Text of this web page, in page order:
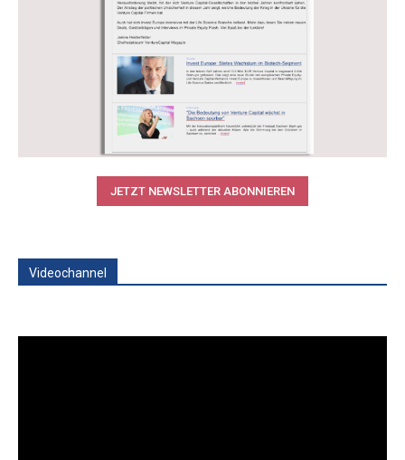
JETZT NEWSLETTER ABONNIEREN
Videochannel